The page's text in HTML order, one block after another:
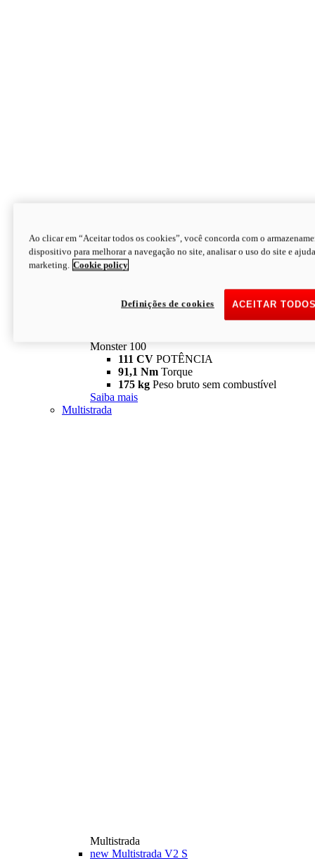
Monster
Monster 100
111 CV POTÊNCIA
91,1 Nm Torque
175 kg Peso bruto sem combustível
Saiba mais
Multistrada
Multistrada
new Multistrada V2 S
Ao clicar em “Aceitar todos os cookies”, você concorda com o
dispositivo para melhorar a navegação no site, analisar o uso do site e
marketing. Cookie policy
ACEITAR
Definições de cookies